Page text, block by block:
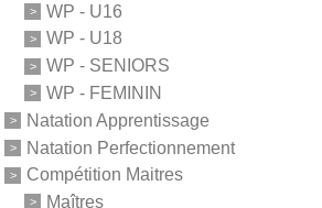
WP - U16
WP - U18
WP - SENIORS
WP - FEMININ
Natation Apprentissage
Natation Perfectionnement
Compétition Maitres
Maîtres